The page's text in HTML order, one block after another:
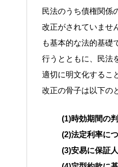
民法のうち債権関係
改正がされていませ
も基本的な法的基礎
行うとともに、民法
適切に明文化するこ
改正の骨子は以下の
(1)時効期間の
(2)法定利率に
(3)安易に保証